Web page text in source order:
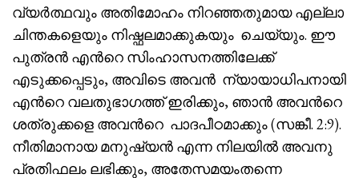
വ്യർത്ഥവും അതിമോഹം നിറഞ്ഞതുമായ എല്ലാ
ചിന്തകളെയും നിഷ്ഫലമാക്കുകയും ചെയ്യും. ഈ
പുത്രൻ എൻറെ സിംഹാസനത്തിലേക്ക്
എടുക്കപ്പെടും, അവിടെ അവൻ ന്യായാധിപനായി
എൻറെ വലതുഭാഗത്ത് ഇരിക്കും, ഞാൻ അവൻറെ
ശത്രുക്കളെ അവൻറെ പാദപീഠമാക്കും (സങ്കീ. 2:9).
നീതിമാനായ മനുഷ്യൻ എന്ന നിലയിൽ അവനു
പ്രതിഫലം ലഭിക്കും, അതേസമയംതന്നെ